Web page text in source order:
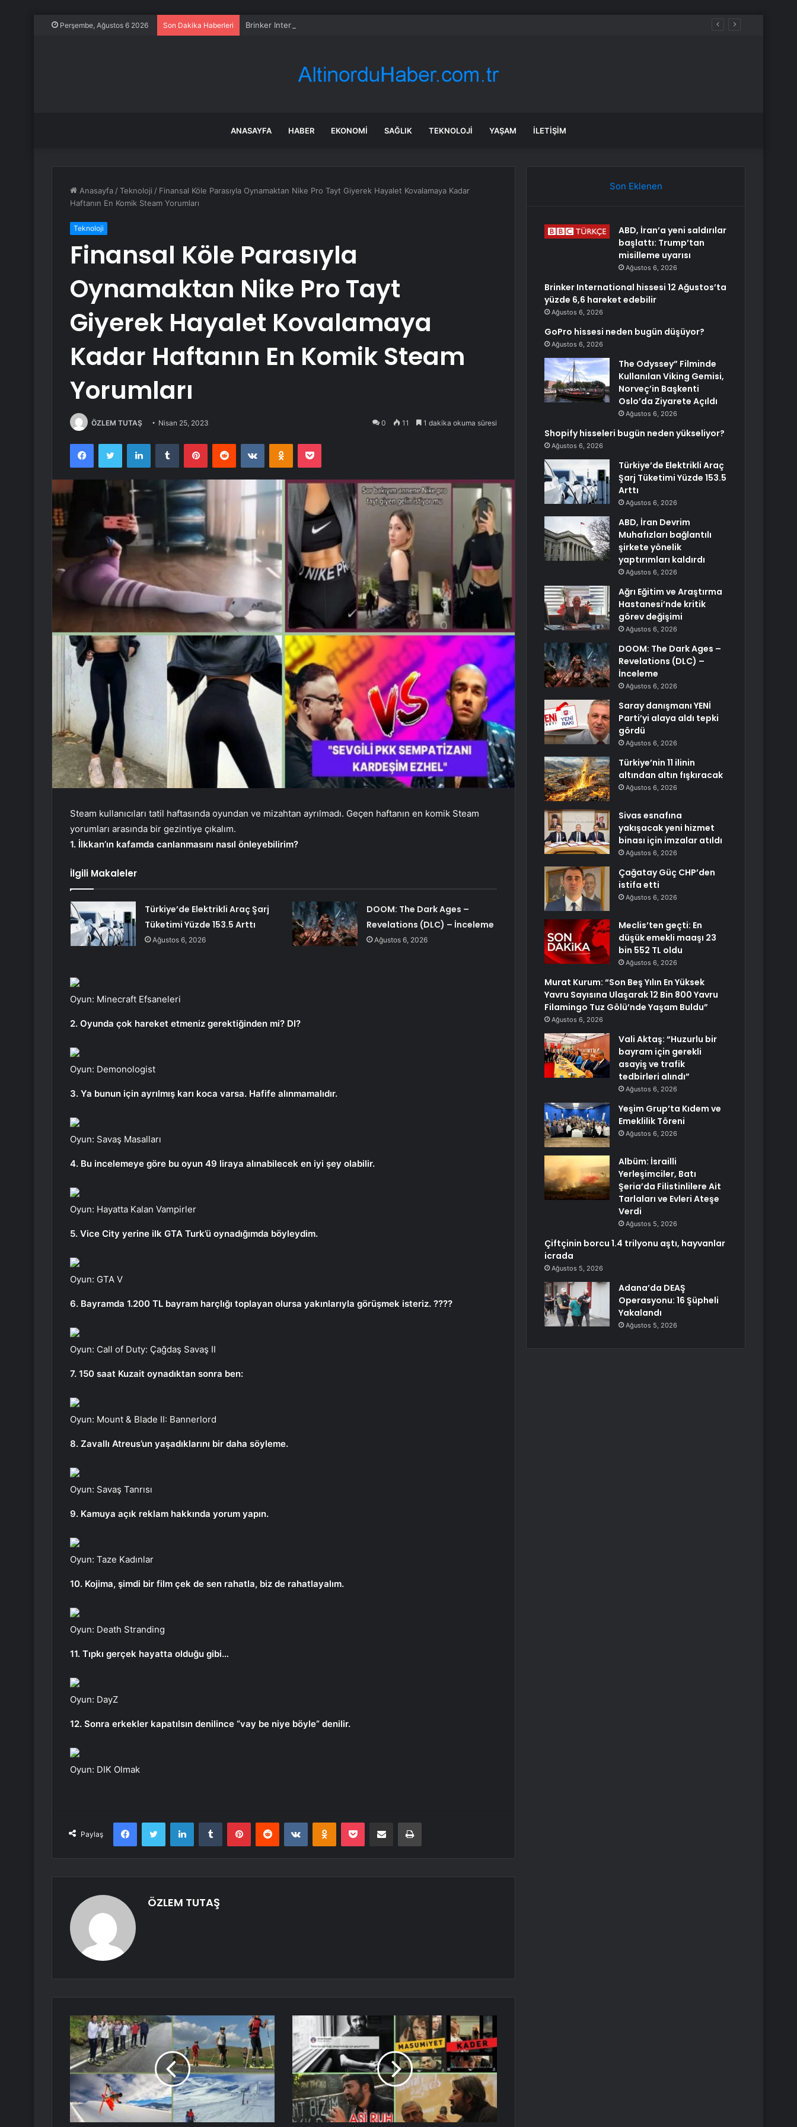
Perşembe, Ağustos 6 2026 Son Dakika Haberleri Brinker International hissesi 12 Ağustos’ta yüzde 6,6 hareket edebilir
ANASAYFA HABER EKONOMI SAĞLIK TEKNOLOJI YAŞAM İLETIŞIM
Anasayfa /Teknoloji / Finansal Köle Parasıyla Oynamaktan Nike Pro Tayt Giyerek Hayalet Kovalamaya Kadar
Haftanın En Komik Steam Yorumları
Teknoloji
Finansal Köle Parasıyla
Oynamaktan Nike Pro Tayt
Giyerek Hayalet Kovalamaya
Kadar Haftanın En Komik Steam
Yorumları
ÖZLEM TUTAŞ Nisan 25, 2023 0 11 1 dakika okuma süresi
FacebookTwitter LinkedInTumblr PinterestReddit VKontakteOdnoklassniki
Pocket
Steam kullanıcıları tatil haftasında oyundan ve mizahtan ayrılmadı. Geçen haftanın en komik Steam
yorumları arasında bir gezintiye çıkalım.
1. İlkkan’ın kafamda canlanmasını nasıl önleyebilirim?
İlgili Makaleler
Türkiye’de Elektrikli Araç Şarj
Tüketimi Yüzde 153.5 Arttı
Ağustos 6, 2026
DOOM: The Dark Ages –
Revelations (DLC) – İnceleme
Ağustos 6, 2026
Oyun: Minecraft Efsaneleri
2. Oyunda çok hareket etmeniz gerektiğinden mi? DI?
Oyun: Demonologist
3. Ya bunun için ayrılmış karı koca varsa. Hafife alınmamalıdır.
Oyun: Savaş Masalları
4. Bu incelemeye göre bu oyun 49 liraya alınabilecek en iyi şey olabilir.
Oyun: Hayatta Kalan Vampirler
5. Vice City yerine ilk GTA Turk’ü oynadığımda böyleydim.
Oyun: GTA V
6. Bayramda 1.200 TL bayram harçlığı toplayan olursa yakınlarıyla görüşmek isteriz. ????
Oyun: Call of Duty: Çağdaş Savaş II
7. 150 saat Kuzait oynadıktan sonra ben:
Oyun: Mount & Blade II: Bannerlord
8. Zavallı Atreus’un yaşadıklarını bir daha söyleme.
Oyun: Savaş Tanrısı
9. Kamuya açık reklam hakkında yorum yapın.
Oyun: Taze Kadınlar
10. Kojima, şimdi bir film çek de sen rahatla, biz de rahatlayalım.
Oyun: Death Stranding
11. Tıpkı gerçek hayatta olduğu gibi…
Oyun: DayZ
12. Sonra erkekler kapatılsın denilince “vay be niye böyle” denilir.
Oyun: DIK Olmak
Paylaş
FacebookTwitter LinkedInTumblr PinterestReddit VKontakteOdnoklassniki
Pocket E-Posta ile paylaş Yazdır
ÖZLEM TUTAŞ
Son Eklenen
ABD, İran’a yeni saldırılar
başlattı: Trump’tan
misilleme uyarısı
Ağustos 6, 2026
Brinker International hissesi 12 Ağustos’ta
yüzde 6,6 hareket edebilir
Ağustos 6, 2026
GoPro hissesi neden bugün düşüyor?
Ağustos 6, 2026
The Odyssey” Filminde
Kullanılan Viking Gemisi,
Norveç’in Başkenti
Oslo’da Ziyarete Açıldı
Ağustos 6, 2026
Shopify hisseleri bugün neden yükseliyor?
Ağustos 6, 2026
Türkiye’de Elektrikli Araç
Şarj Tüketimi Yüzde 153.5
Arttı
Ağustos 6, 2026
ABD, İran Devrim
Muhafızları bağlantılı
şirkete yönelik
yaptırımları kaldırdı
Ağustos 6, 2026
Ağrı Eğitim ve Araştırma
Hastanesi’nde kritik
görev değişimi
Ağustos 6, 2026
DOOM: The Dark Ages –
Revelations (DLC) –
İnceleme
Ağustos 6, 2026
Saray danışmanı YENİ
Parti’yi alaya aldı tepki
gördü
Ağustos 6, 2026
Türkiye’nin 11 ilinin
altından altın fışkıracak
Ağustos 6, 2026
Sivas esnafına
yakışacak yeni hizmet
binası için imzalar atıldı
Ağustos 6, 2026
Çağatay Güç CHP’den
istifa etti
Ağustos 6, 2026
Meclis’ten geçti: En
düşük emekli maaşı 23
bin 552 TL oldu
Ağustos 6, 2026
Murat Kurum: “Son Beş Yılın En Yüksek
Yavru Sayısına Ulaşarak 12 Bin 800 Yavru
Filamingo Tuz Gölü’nde Yaşam Buldu”
Ağustos 6, 2026
Vali Aktaş: “Huzurlu bir
bayram için gerekli
asayiş ve trafik
tedbirleri alındı”
Ağustos 6, 2026
Yeşim Grup’ta Kıdem ve
Emeklilik Töreni
Ağustos 6, 2026
Albüm: İsrailli
Yerleşimciler, Batı
Şeria’da Filistinlilere Ait
Tarlaları ve Evleri Ateşe
Verdi
Ağustos 5, 2026
Çiftçinin borcu 1.4 trilyonu aştı, hayvanlar
icrada
Ağustos 5, 2026
Adana’da DEAŞ
Operasyonu: 16 Şüpheli
Yakalandı
Ağustos 5, 2026